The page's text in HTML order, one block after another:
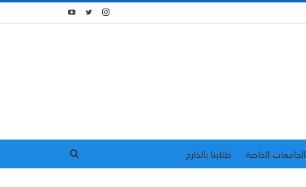
الجامعات الخاصة
طلابنا بالخارج